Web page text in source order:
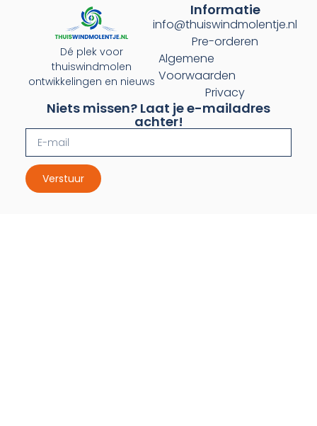
Dé plek voor
thuiswindmolen
ontwikkelingen en nieuws
Informatie
info@thuiswindmolentje.nl
Pre-orderen
Algemene
Voorwaarden
Privacy
Niets missen? Laat je e-mailadres
achter!
Verstuur